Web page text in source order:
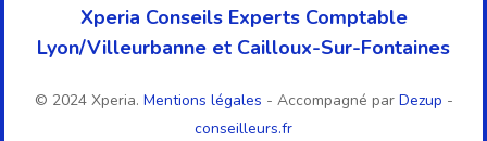
Xperia Conseils Experts Comptable
Lyon/Villeurbanne et Cailloux-Sur-Fontaines
© 2024 Xperia. Mentions légales - Accompagné par Dezup -
conseilleurs.fr